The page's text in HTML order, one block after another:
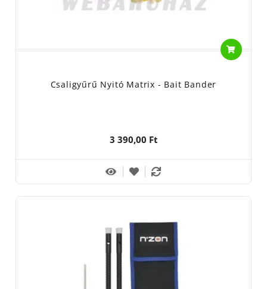
Csaligyűrű Nyitó Matrix - Bait Bander
3 390,00 Ft